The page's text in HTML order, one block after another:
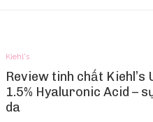
Kiehl's
Review tinh chất
1.5% Hyaluronic Acid –
da